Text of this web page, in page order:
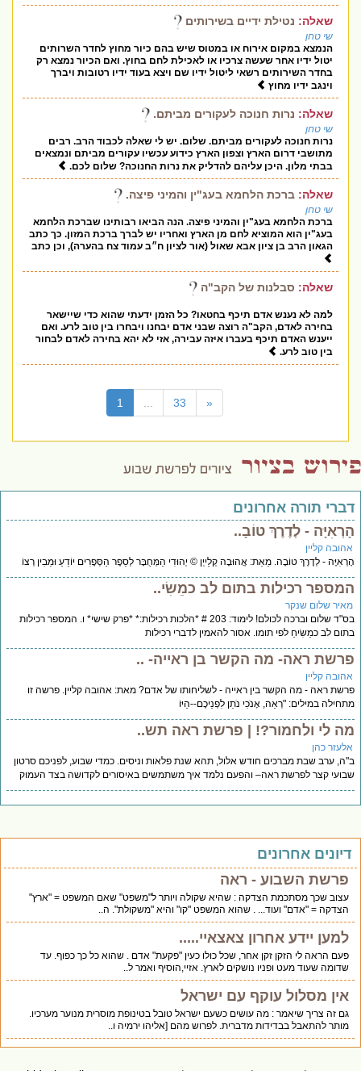
שאלה: נטילת ידיים בשירותים
שי טחן
הנמצא במקום אירוח או במטוס שיש בהם כיור מחוץ לחדר השרותים
יטול ידיו אחר שעשה צרכיו או לאכילת לחם בחוץ. ואם הכיור נמצא רק
בחדר השירותים רשאי ליטול ידיו שם ויצא בעוד ידיו רטובות ויברך
וינגב ידיו מחוץ
שאלה: נרות חנוכה לעקורים מביתם.
שי טחן
נרות חנוכה לעקורים מביתם. שלום. יש לי שאלה לכבוד הרב. רבים
מתושבי דרום הארץ וצפון הארץ כידוע עכשיו עקורים מביתם ונמצאים
בבתי מלון. היכן עליהם להדליק את נרות החנוכה? שלום לכם.
שאלה: ברכת הלחמא בעג"ין והמיני פיצה.
שי טחן
ברכת הלחמא בעג"ין והמיני פיצה. הנה הביאו רבותינו שברכת הלחמא
בעג"ין הוא המוציא לחם מן הארץ ואחריו יש לברך ברכת המזון. כך כתב
הגאון הרב בן ציון אבא שאול (אור לציון ח״ב עמוד צח בהערה), וכן כתב
שאלה: סבלנות של הקב"ה
למה לא נענש אדם תיכף בחטאו? כל הזמן ידעתי שהוא כדי שיישאר
בחירה לאדם, הקב"ה רוצה שבני אדם יבחנו ויבחרו בין טוב לרע. ואם
ייענש האדם תיכף בעברו איזה עבירה, אזי לא יהא בחירה לאדם לבחור
בין טוב לרע.
1 33 «
דברי תורה אחרונים
הָרְאִיָּה - לְדֶרֶךְ טוֹבָ..
אהובה קליין
הָרְאִיָּה - לְדֶרֶךְ טוֹבָה. מֵאֵת: אֲהוּבָה קְלַייְן © יְהוּדִי הַמְּחֻבָּר לְסֵפֶר הַסְּפָרִים יוֹדֵעַ וּמֵבִין רְצוֹ
המספר רכילות בתום לב כמֵשִׂי..
מאיר שלום שנקר
בס"ד שלום וברכה לכולם! לימוד: 203 # *הלכות רכילות:* *פרק שישי* ו. המספר רכילות
בתום לב כמֵשִׂיחַ לפי תומו. אסור להאמין לדברי רכילות
פרשת ראה- מה הקשר בן ראייה- ..
אהובה קליין
פרשת ראה - מה הקשר בין ראייה - לשליחותו של אדם? מאת: אהובה קליין. פרשה זו
מתחילה במילים: "רְאֵה, אָנֹכִי נֹתֵן לִפְנֵיכֶם--הַיּוֹ
מה לי ולחמור?! | פרשת ראה תש..
אלעזר כהן
ב"ה, ערב שבת מברכים חודש אלול, תהא שנת פלאות וניסים. כמדי שבוע, לפניכם סרטון
שבועי קצר לפרשת ראה– והפעם נלמד איך משתמשים באיסורים לקדושה בצד העמוק
דיונים אחרונים
פרשת השבוע - ראה
עצוב שכך מסתכמת הצדקה : שהיא שקולה ויותר ל"משפט" שאם המשפט = "ארץ"
הצדקה = "אדם" ועוד... . שהוא המשפט "קו" והיא "משקולת". ה..
למען יידע אחרון צאצאיי.....
פעם הראה לי הזקן זקן אחר, שכל כולו כעין "פקעת" אדם . שהוא כל כך כפוף. עד
שדומה שעוד מעט ופניו נושקים לארץ. אזיי,הוסיף ואמר ל..
אין מסלול עוקף עם ישראל
גם זה צריך שיאמר : מה עושים כשעם ישראל טובל בטינופת מוסרית מנוער מערכיו.
מותר להתאבל בבדידות מדברית. לפרוש מהם [אליהו ירמיה ו..